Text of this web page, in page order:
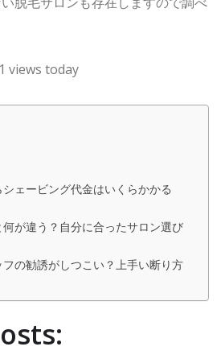
views today
ェービング代金はいくらかかる
が違う？自分に合ったサロン選び
の勧誘がしつこい？上手い断り方